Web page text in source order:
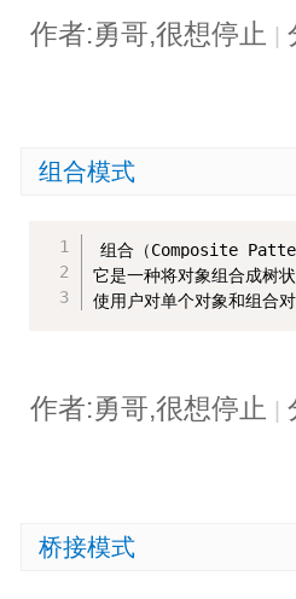
作者:勇哥,很想停止 |
组合模式
组合（Composite
它是一种将对象组合成树
使用户对单个对象和组合
作者:勇哥,很想停止
桥接模式